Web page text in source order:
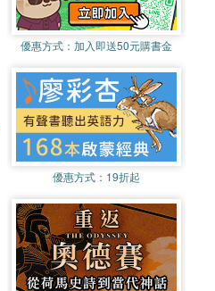
優惠方式： 加入即送50元購書金
優惠方式： 19折起